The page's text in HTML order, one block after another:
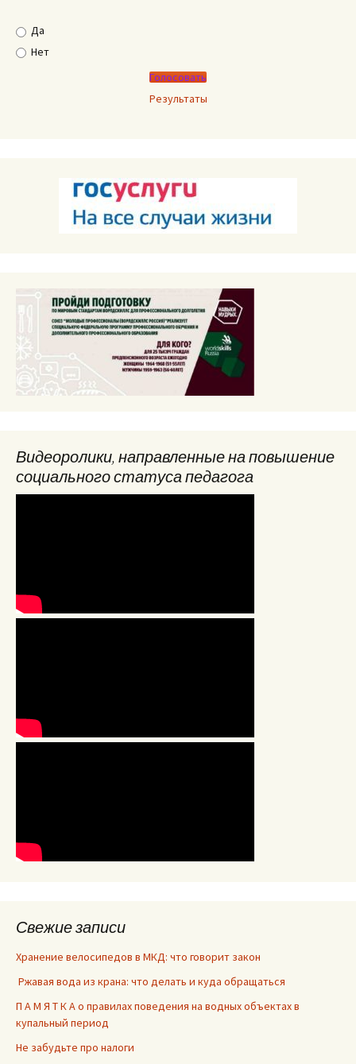
Да
Нет
Результаты
Видеоролики, направленные на повышение
социального статуса педагога
Свежие записи
Хранение велосипедов в МКД: что говорит закон
Ржавая вода из крана: что делать и куда обращаться
П А М Я Т К А о правилах поведения на водных объектах в
купальный период
Не забудьте про налоги